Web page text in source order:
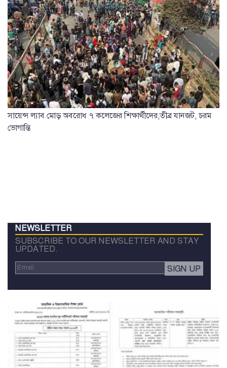
সায়েন্স ল্যাব মোড় অবরোধ ৭ কলেজের শিক্ষার্থীদের,তীব্র যানজট, চরম
ভোগান্তি
NEWSLETTER
SUBSCRIBE TO OUR NEWSLETTER AND STAY
UPDATED.